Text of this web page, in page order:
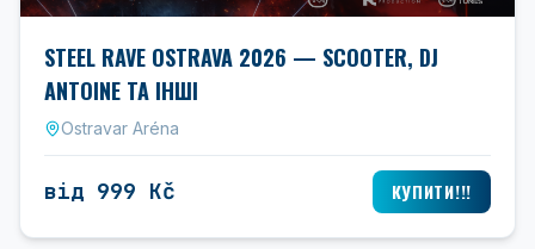
STEEL RAVE OSTRAVA 2026 — SCOOTER, DJ
ANTOINE ТА ІНШІ
Ostravar Aréna
від 999 Kč КУПИТИ!!!